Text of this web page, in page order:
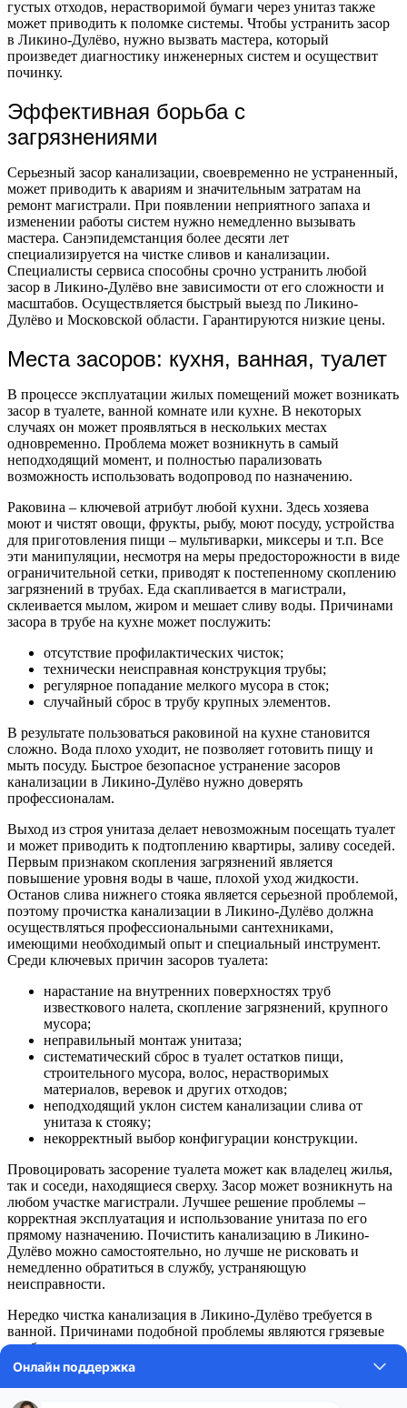
густых отходов, нерастворимой бумаги через унитаз также
может приводить к поломке системы. Чтобы устранить засор
в Ликино-Дулёво, нужно вызвать мастера, который
произведет диагностику инженерных систем и осуществит
починку.
Эффективная борьба с
загрязнениями
Серьезный засор канализации, своевременно не устраненный,
может приводить к авариям и значительным затратам на
ремонт магистрали. При появлении неприятного запаха и
изменении работы систем нужно немедленно вызывать
мастера. Санэпидемстанция более десяти лет
специализируется на чистке сливов и канализации.
Специалисты сервиса способны срочно устранить любой
засор в Ликино-Дулёво вне зависимости от его сложности и
масштабов. Осуществляется быстрый выезд по Ликино-
Дулёво и Московской области. Гарантируются низкие цены.
Места засоров: кухня, ванная, туалет
В процессе эксплуатации жилых помещений может возникать
засор в туалете, ванной комнате или кухне. В некоторых
случаях он может проявляться в нескольких местах
одновременно. Проблема может возникнуть в самый
неподходящий момент, и полностью парализовать
возможность использовать водопровод по назначению.
Раковина – ключевой атрибут любой кухни. Здесь хозяева
моют и чистят овощи, фрукты, рыбу, моют посуду, устройства
для приготовления пищи – мультиварки, миксеры и т.п. Все
эти манипуляции, несмотря на меры предосторожности в виде
ограничительной сетки, приводят к постепенному скоплению
загрязнений в трубах. Еда скапливается в магистрали,
склеивается мылом, жиром и мешает сливу воды. Причинами
засора в трубе на кухне может послужить:
отсутствие профилактических чисток;
технически неисправная конструкция трубы;
регулярное попадание мелкого мусора в сток;
случайный сброс в трубу крупных элементов.
В результате пользоваться раковиной на кухне становится
сложно. Вода плохо уходит, не позволяет готовить пищу и
мыть посуду. Быстрое безопасное устранение засоров
канализации в Ликино-Дулёво нужно доверять
профессионалам.
Выход из строя унитаза делает невозможным посещать туалет
и может приводить к подтоплению квартиры, заливу соседей.
Первым признаком скопления загрязнений является
повышение уровня воды в чаше, плохой уход жидкости.
Останов слива нижнего стояка является серьезной проблемой,
поэтому прочистка канализации в Ликино-Дулёво должна
осуществляться профессиональными сантехниками,
имеющими необходимый опыт и специальный инструмент.
Среди ключевых причин засоров туалета:
нарастание на внутренних поверхностях труб
известкового налета, скопление загрязнений, крупного
мусора;
неправильный монтаж унитаза;
систематический сброс в туалет остатков пищи,
строительного мусора, волос, нерастворимых
материалов, веревок и других отходов;
неподходящий уклон систем канализации слива от
унитаза к стояку;
некорректный выбор конфигурации конструкции.
Провоцировать засорение туалета может как владелец жилья,
так и соседи, находящиеся сверху. Засор может возникнуть на
любом участке магистрали. Лучшее решение проблемы –
корректная эксплуатация и использование унитаза по его
прямому назначению. Почистить канализацию в Ликино-
Дулёво можно самостоятельно, но лучше не рисковать и
немедленно обратиться в службу, устраняющую
неисправности.
Нередко чистка канализация в Ликино-Дулёво требуется в
ванной. Причинами подобной проблемы являются грязевые
пробки, состоящие из волос, шерсти животных, мыла, ниток,
пыли. Жировой налет аккумулирует частички, постепенно